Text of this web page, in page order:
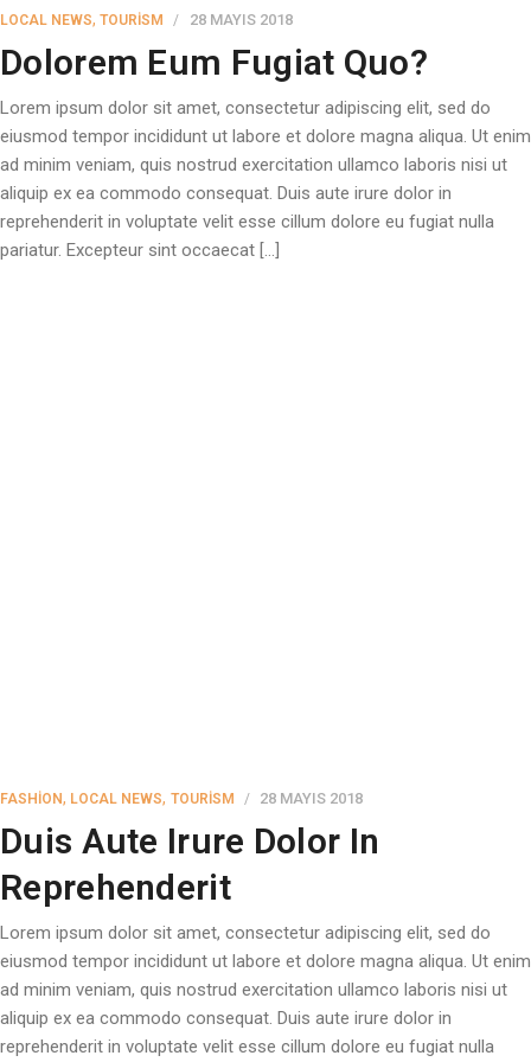
LOCAL NEWS,TOURISM 28 MAYIS 2018
Dolorem Eum Fugiat Quo?
Lorem ipsum dolor sit amet, consectetur adipiscing elit, sed do
eiusmod tempor incididunt ut labore et dolore magna aliqua. Ut enim
ad minim veniam, quis nostrud exercitation ullamco laboris nisi ut
aliquip ex ea commodo consequat. Duis aute irure dolor in
reprehenderit in voluptate velit esse cillum dolore eu fugiat nulla
pariatur. Excepteur sint occaecat […]
FASHION, LOCAL NEWS, TOURISM 28 MAYIS 2018
Duis Aute Irure Dolor In
Reprehenderit
Lorem ipsum dolor sit amet, consectetur adipiscing elit, sed do
eiusmod tempor incididunt ut labore et dolore magna aliqua. Ut enim
ad minim veniam, quis nostrud exercitation ullamco laboris nisi ut
aliquip ex ea commodo consequat. Duis aute irure dolor in
reprehenderit in voluptate velit esse cillum dolore eu fugiat nulla